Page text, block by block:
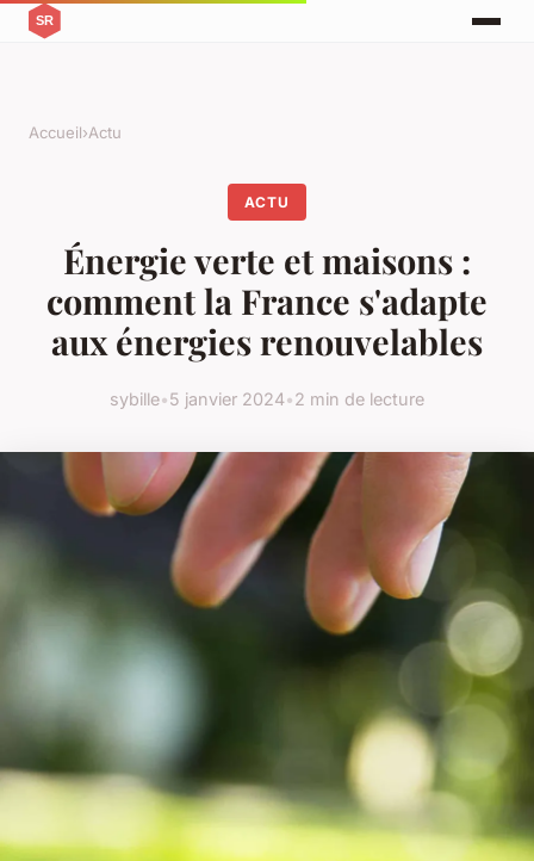
Accueil›Actu
ACTU
Énergie verte et maisons :
comment la France s'adapte
aux énergies renouvelables
sybille•5 janvier 2024•2 min de lecture